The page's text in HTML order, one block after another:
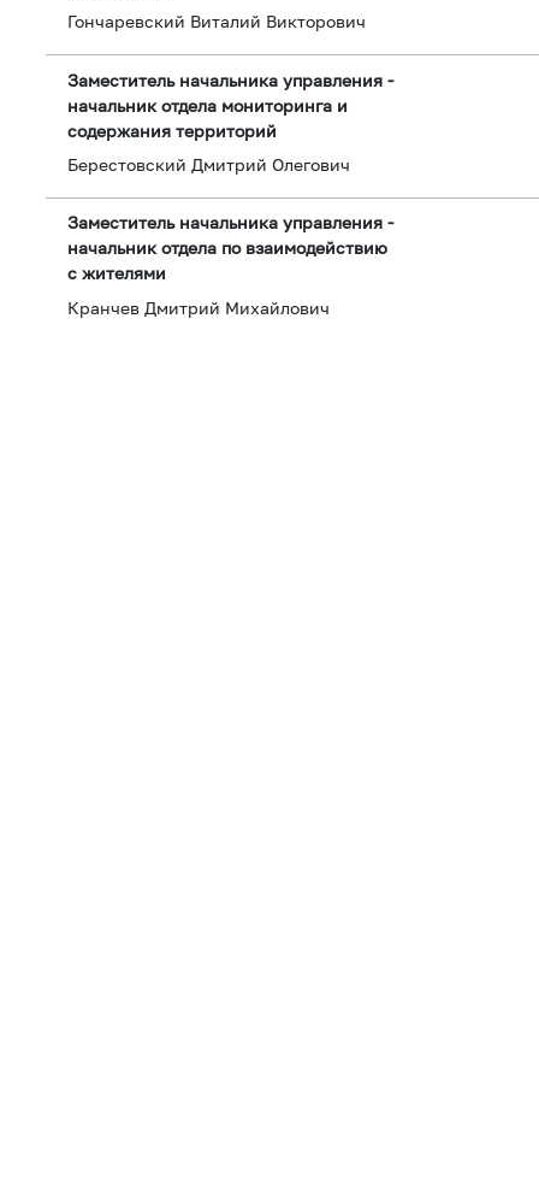
Гончаревский Виталий Викторович
Заместитель начальника управления -
начальник отдела мониторинга и
содержания территорий
Берестовский Дмитрий Олегович
Заместитель начальника управления -
начальник отдела по взаимодействию
с жителями
Кранчев Дмитрий Михайлович